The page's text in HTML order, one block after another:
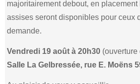
majoritairement debout, en
assises seront disponibles pour ceux
demande.
Vendredi 19 août à 20h30 (ouverture
Salle La Gelbressée, rue E. Moëns